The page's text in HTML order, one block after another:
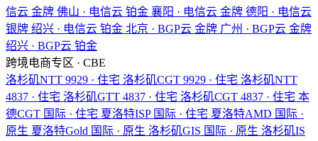
信云 金牌 佛山 · 电信云 铂金 襄阳 · 电信云 金牌 德阳 · 电信云
银牌 绍兴 · 电信云 铂金 北京 · BGP云 金牌 广州 · BGP云 金牌
绍兴 · BGP云 铂金
跨境电商专区 · CBE
洛杉矶NTT 9929 · 住宅 洛杉矶CGT 9929 · 住宅 洛杉矶NTT
4837 · 住宅 洛杉矶GTT 4837 · 住宅 洛杉矶CGT 4837 · 住宅 本
德CGT 国际 · 住宅 夏洛特ISP 国际 · 住宅 夏洛特AMD 国际 ·
原生 夏洛特Gold 国际 · 原生 洛杉矶GIS 国际 · 原生 洛杉矶IS